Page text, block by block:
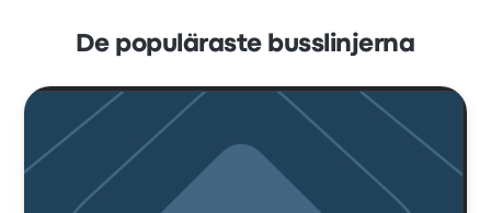
De populäraste busslinjerna